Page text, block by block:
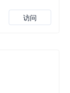
访问